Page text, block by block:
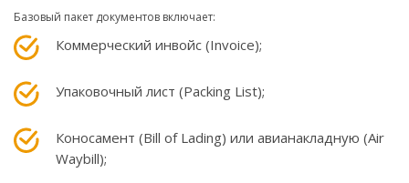
Базовый пакет документов включает:
Коммерческий инвойс (Invoice);
Упаковочный лист (Packing List);
Коносамент (Bill of Lading) или авианакладную (Air
Waybill);